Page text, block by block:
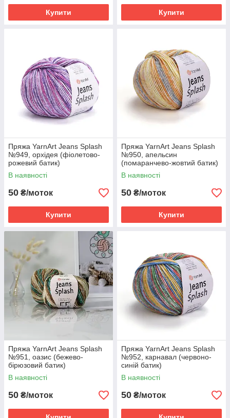
Купити Купити
Пряжа YarnArt Jeans Splash
№949, орхідея (фіолетово-
рожевий батик)
В наявності
50 ₴/моток
Купити
Пряжа YarnArt Jeans Splash
№950, апельсин
(помаранчево-жовтий батик)
В наявності
50 ₴/моток
Купити
Пряжа YarnArt Jeans Splash
№951, оазис (бежево-
бірюзовий батик)
В наявності
50 ₴/моток
Пряжа YarnArt Jeans Splash
№952, карнавал (червоно-
синій батик)
В наявності
50 ₴/моток